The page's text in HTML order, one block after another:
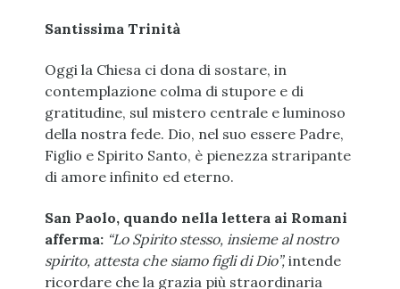
Santissima Trinità
Oggi la Chiesa ci dona di sostare, in
contemplazione colma di stupore e di
gratitudine, sul mistero centrale e luminoso
della nostra fede. Dio, nel suo essere Padre,
Figlio e Spirito Santo, è pienezza straripante
di amore infinito ed eterno.
San Paolo, quando nella lettera ai Romani
afferma: “Lo Spirito stesso, insieme al nostro
spirito, attesta che siamo figli di Dio”, intende
ricordare che la grazia più straordinaria